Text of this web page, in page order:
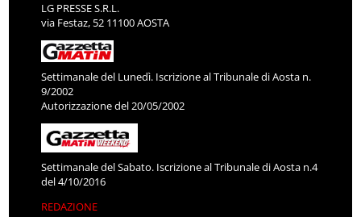
LG PRESSE S.R.L.
via Festaz, 52 11100 AOSTA
Settimanale del Lunedì. Iscrizione al Tribunale di Aosta n.
9/2002
Autorizzazione del 20/05/2002
Settimanale del Sabato. Iscrizione al Tribunale di Aosta n.4
del 4/10/2016
REDAZIONE